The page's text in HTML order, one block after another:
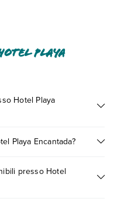
camere
ospiti registrati. In
Questa
Playa
Hotel Playa
tutte nellasezione
Playa Encantada?
ecc). Per
di ricerca e scegli
presso Hotel